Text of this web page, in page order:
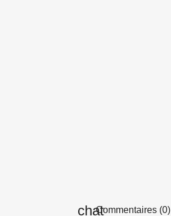
Commentaires (0)